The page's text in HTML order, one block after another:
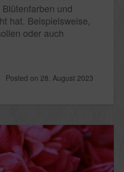
und
hat. Beispielsweise,
oder auch
Posted on 28. August 2023